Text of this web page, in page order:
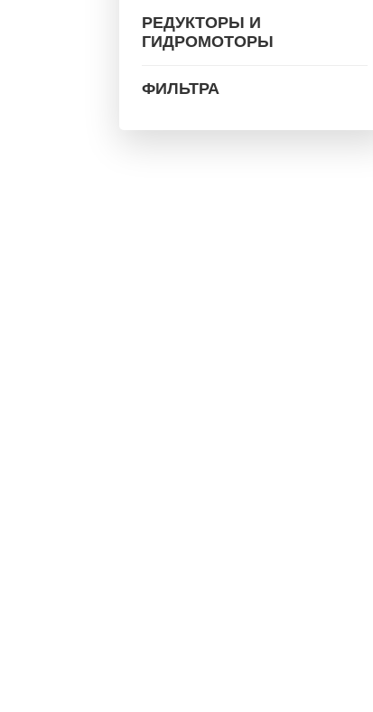
РЕДУКТОРЫ И
ГИДРОМОТОРЫ
ФИЛЬТРА